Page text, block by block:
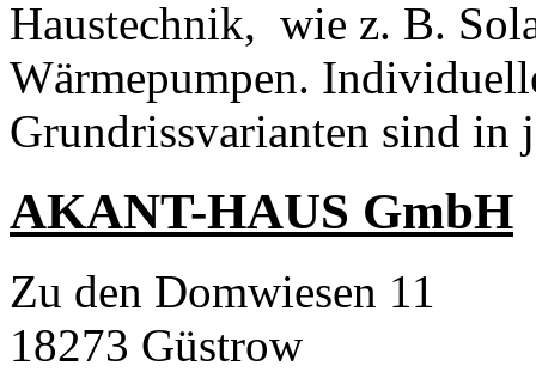
Haustechnik, wie z. B.
Wärmepumpen.
Grundrissvarianten sind in
AKANT-HAUS GmbH
Zu den Domwiesen 11
18273 Güstrow